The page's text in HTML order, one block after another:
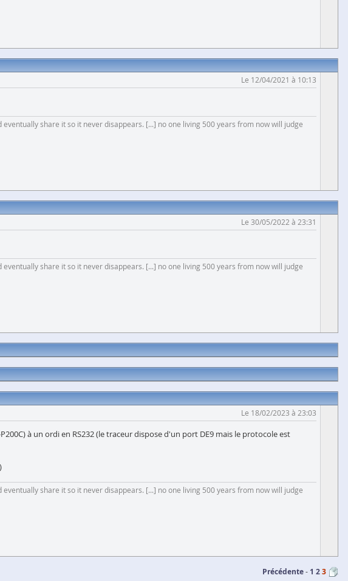
Le 12/04/2021 à 10:13
share it so it never disappears. [...] no one living 500 years from now will judge
Le 30/05/2022 à 23:31
share it so it never disappears. [...] no one living 500 years from now will judge
Le 18/02/2023 à 23:03
à un ordi en RS232 (le traceur dispose d'un port DE9 mais le protocole est
share it so it never disappears. [...] no one living 500 years from now will judge
Précédente 1 23